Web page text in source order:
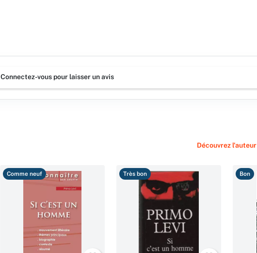
Connectez-vous pour laisser un avis
Découvrez l'auteur
Comme neuf Très bon Bon